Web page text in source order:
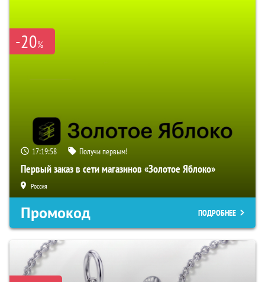
-20%
17:19:57 Получи первым!
Первый заказ в сети магазинов «Золотое Яблоко»
Россия
Промокод ПОДРОБНЕЕ